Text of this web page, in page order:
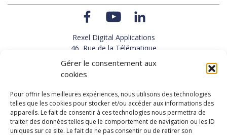
Gérer le consentement aux
cookies
Pour offrir les meilleures expériences, nous utilisons des technologies
telles que les cookies pour stocker et/ou accéder aux informations des
appareils. Le fait de consentir à ces technologies nous permettra de
traiter des données telles que le comportement de navigation ou les ID
uniques sur ce site. Le fait de ne pas consentir ou de retirer son
Rexel Digital Applications
46, Rue de la Télématique
Le Polygone 42000 SAINT-ETIENNE
TEL : 33(0)4 77 92 28 60
FAX : 33(0)4 77 92 28 61
SUPPORT : 33(0)4 69 68 82 10
NOUS CONTACTER